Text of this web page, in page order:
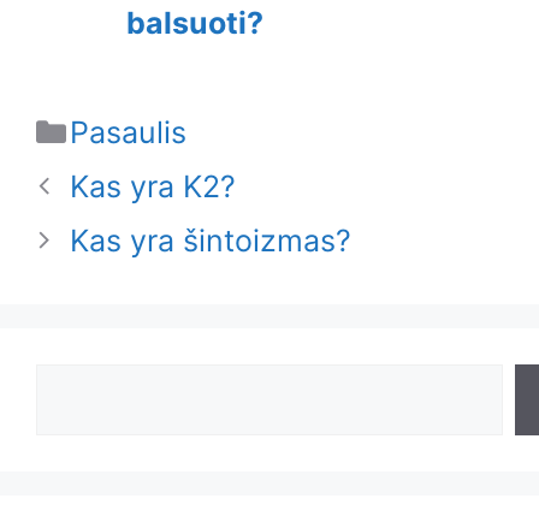
balsuoti?
Categories
Pasaulis
Kas yra K2?
Kas yra šintoizmas?